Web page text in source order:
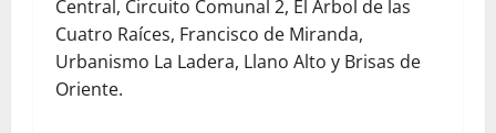
Central, Circuito Comunal 2, El Árbol de las
Cuatro Raíces, Francisco de Miranda,
Urbanismo La Ladera, Llano Alto y Brisas de
Oriente.